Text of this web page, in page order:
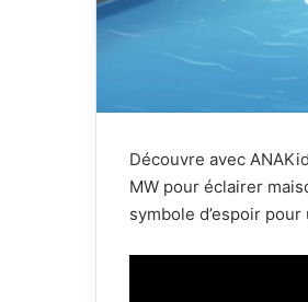
Découvre avec
MW pour éclairer
symbole d’espoir